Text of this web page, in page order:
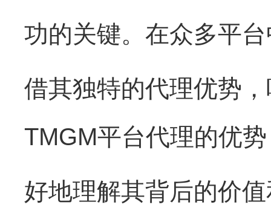
功的关键。在众多平
借其独特的代理优势
TMGM平台代理的优
好地理解其背后的价